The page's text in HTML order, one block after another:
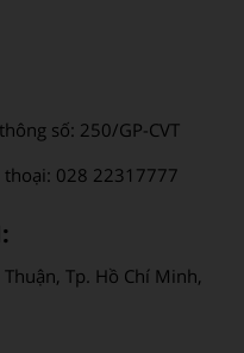
số: 250/GP-CVT
028 22317777
Tp. Hồ Chí Minh,